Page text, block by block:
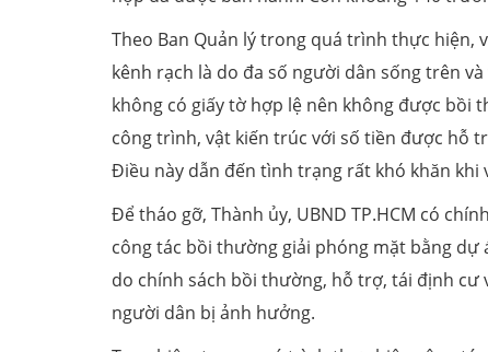
Theo Ban Quản lý trong quá trình thực hiện,
kênh rạch là do đa số người dân sống trên
không có giấy tờ hợp lệ nên không được
công trình, vật kiến trúc với số tiền được hỗ
Điều này dẫn đến tình trạng rất khó khăn
Để tháo gỡ, Thành ủy, UBND TP.HCM có
công tác bồi thường giải phóng mặt bằng
do chính sách bồi thường, hỗ trợ, tái định cư
người dân bị ảnh hưởng.